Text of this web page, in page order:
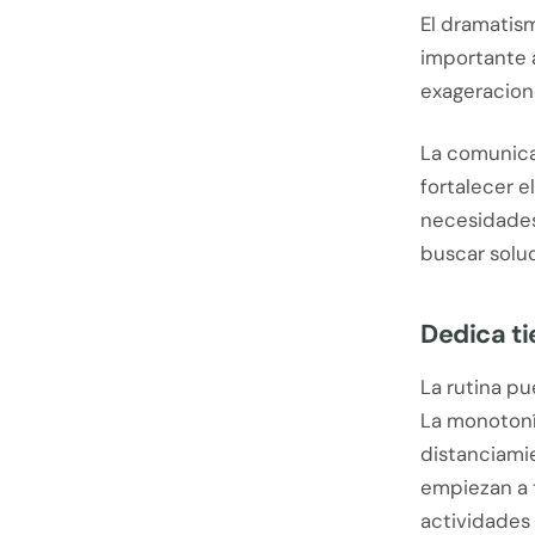
El
importante
La
fortalecer
buscar
Dedica
La rutina
La
empiezan
actividades